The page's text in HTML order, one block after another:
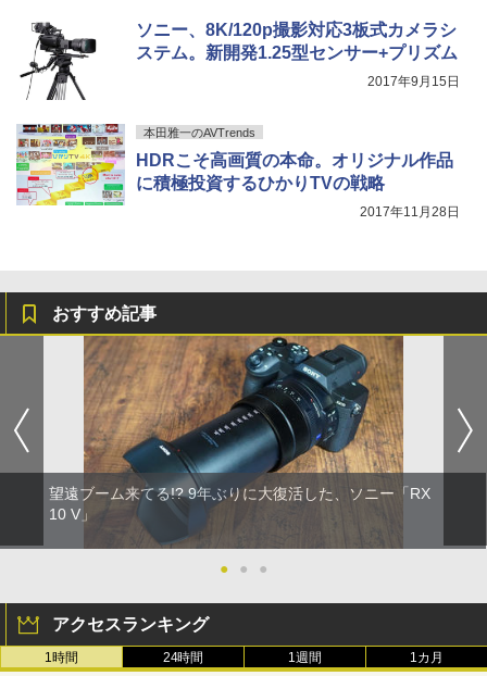
ソニー、8K/120p撮影対応3板式カメラシ
ステム。新開発1.25型センサー+プリズム
2017年9月15日
本田雅一のAVTrends
HDRこそ高画質の本命。オリジナル作品
に積極投資するひかりTVの戦略
2017年11月28日
おすすめ記事
望遠ブーム来てる!? 9年ぶりに大復活した、ソニー「RX
10 V」
● ● ●
アクセスランキング
1時間 24時間 1週間 1カ月